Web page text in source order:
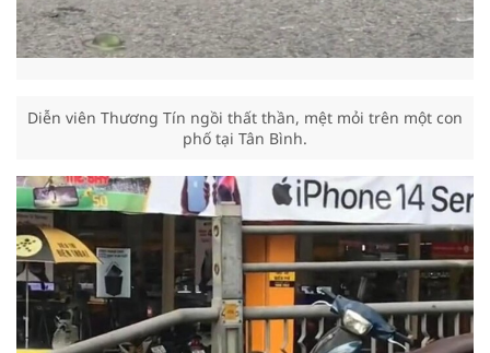
Diễn viên Thương Tín ngồi thất thần, mệt mỏi trên một con
phố tại Tân Bình.